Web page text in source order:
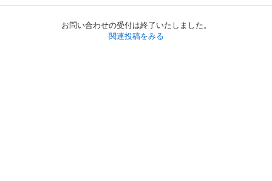
お問い合わせの受付は終了いたしました。
関連投稿をみる